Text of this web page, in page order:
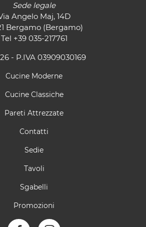
Sede legale
Angelo Maj, 14D
Bergamo (Bergamo)
Tel +39 035-217761
- P.IVA 03909030169
Cucine Moderne
Cucine Classiche
Pareti Attrezzate
Contatti
Sedie
Tavoli
Sgabelli
Promozioni